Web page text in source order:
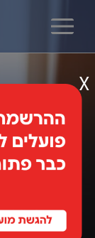
מֻפְעֶלֶת
מַעֲרֶכֶת
הַמְּסַיַּעַת
לִנְגִישׁוּת
X